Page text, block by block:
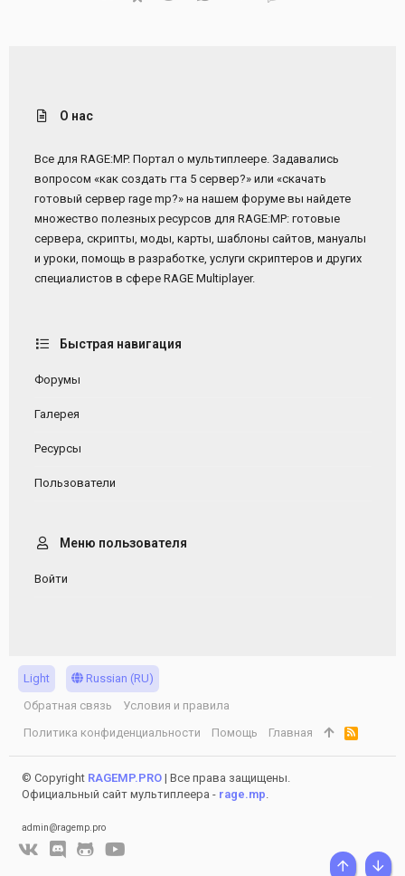
О нас
Все для RAGE:MP. Портал о мультиплеере. Задавались
вопросом «как создать гта 5 сервер?» или «скачать
готовый сервер rage mp?» на нашем форуме вы найдете
множество полезных ресурсов для RAGE:MP: готовые
сервера, скрипты, моды, карты, шаблоны сайтов, мануалы
и уроки, помощь в разработке, услуги скриптеров и других
специалистов в сфере RAGE Multiplayer.
Быстрая навигация
Форумы
Галерея
Ресурсы
Пользователи
Меню пользователя
Войти
Light
Russian (RU)
Обратная связь
Условия и правила
Политика конфиденциальности
Помощь Главная
R
S
S
© Copyright RAGEMP.PRO | Все права защищены.
Официальный сайт мультиплеера - rage.mp.
admin@ragemp.pro